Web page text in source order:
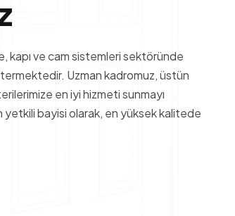
kapı ve cam sistemleri sektöründe
Uzman kadromuz, üstün
en iyi hizmeti sunmayı
yetkili bayisi olarak, en yüksek kalitede